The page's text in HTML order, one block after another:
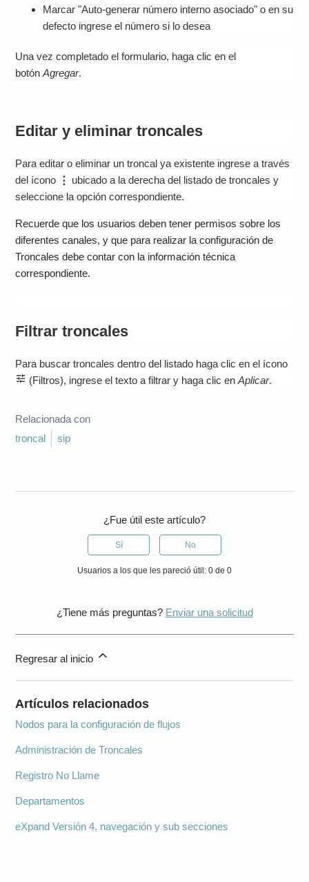
Marcar "Auto-generar número interno asociado" o en su
defecto ingrese el número si lo desea
Una vez completado el formulario, haga clic en el
botón Agregar.
Editar y eliminar troncales
Para editar o eliminar un troncal ya existente ingrese a través
del ícono ⋮
ubicado a la derecha del listado de troncales y
seleccione la opción correspondiente.
Recuerde que los usuarios deben tener permisos sobre los
diferentes canales, y que para realizar la configuración de
Troncales debe contar con la información técnica
correspondiente.
Filtrar troncales
Para buscar troncales dentro del listado haga clic en el ícono
(Filtros), ingrese el texto a filtrar y haga clic en Aplicar.
Relacionada con
troncal
sip
¿Fue útil este artículo?
Sí No
Usuarios a los que les pareció útil: 0 de 0
¿Tiene más preguntas? Enviar una solicitud
Regresar al inicio
Artículos relacionados
Nodos para la configuración de flujos
Administración de Troncales
Registro No Llame
Departamentos
eXpand Versión 4, navegación y sub secciones